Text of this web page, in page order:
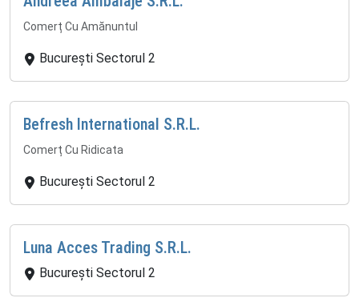
Comerț Cu Amănuntul
București Sectorul 2
Befresh International S.R.L.
Comerț Cu Ridicata
București Sectorul 2
Luna Acces Trading S.R.L.
București Sectorul 2